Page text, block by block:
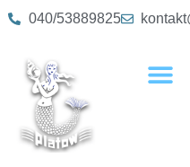
040/53889825